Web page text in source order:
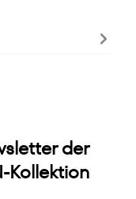
der
Kollektion